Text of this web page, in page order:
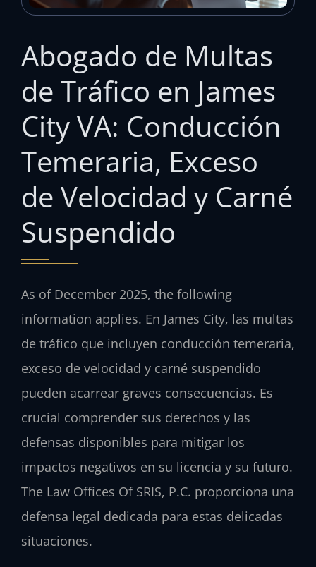
Abogado de Multas
de Tráfico en James
City VA: Conducción
Temeraria, Exceso
de Velocidad y Carné
Suspendido
As of December 2025, the following
information applies. En James City, las multas
de tráfico que incluyen conducción temeraria,
exceso de velocidad y carné suspendido
pueden acarrear graves consecuencias. Es
crucial comprender sus derechos y las
defensas disponibles para mitigar los
impactos negativos en su licencia y su futuro.
The Law Offices Of SRIS, P.C. proporciona una
defensa legal dedicada para estas delicadas
situaciones.